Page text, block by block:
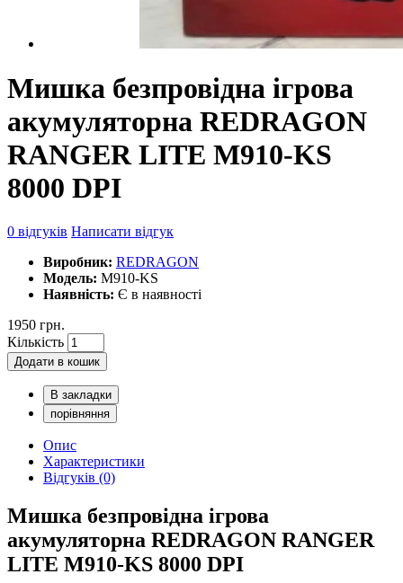
Мишка безпровідна ігрова
акумуляторна REDRAGON
RANGER LITE M910-KS
8000 DPI
0 відгуків Написати відгук
Виробник: REDRAGON
Модель: M910-KS
Наявність: Є в наявності
1950 грн.
Кількість
Додати в кошик
В закладки
порівняння
Опис
Характеристики
Відгуків (0)
Мишка безпровідна ігрова
акумуляторна REDRAGON RANGER
LITE M910-KS 8000 DPI